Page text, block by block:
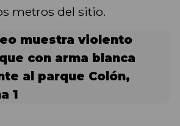
metros del sitio.
muestra violento
con arma blanca
al parque Colón,
1